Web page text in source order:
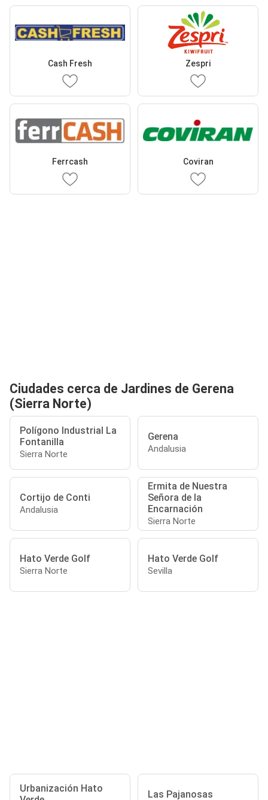
Cash Fresh Zespri
Ferrcash Coviran
Ciudades cerca de Jardines de Gerena
(Sierra Norte)
Polígono Industrial La
Fontanilla
Sierra Norte
Gerena
Andalusia
Cortijo de Conti
Andalusia
Ermita de Nuestra
Señora de la
Encarnación
Sierra Norte
Hato Verde Golf
Sierra Norte
Hato Verde Golf
Sevilla
Urbanización Hato
Las Pajanosas